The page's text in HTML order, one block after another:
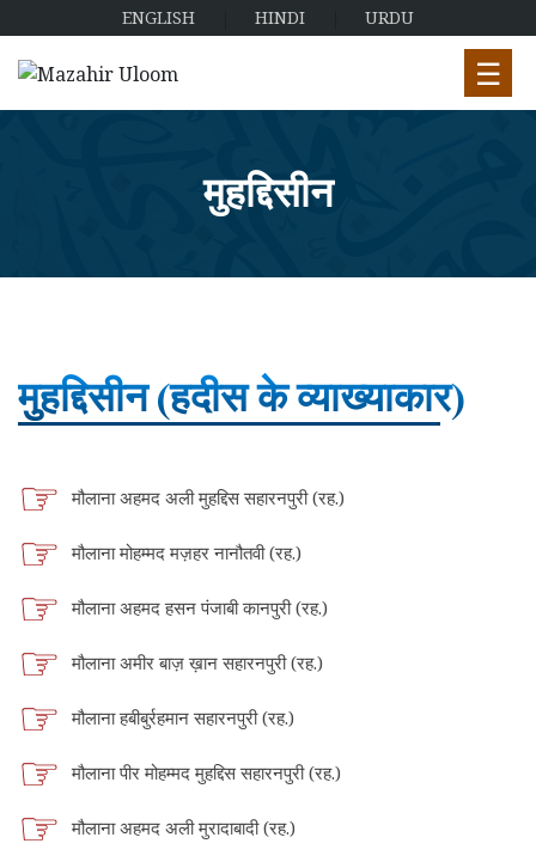
ENGLISH HINDI URDU
☰
मुहद्दिसीन
मुहद्दिसीन (हदीस के व्याख्याकार)
मौलाना अहमद अली मुहद्दिस सहारनपुरी (रह.)
मौलाना मोहम्मद मज़हर नानौतवी (रह.)
मौलाना अहमद हसन पंजाबी कानपुरी (रह.)
मौलाना अमीर बाज़ ख़ान सहारनपुरी (रह.)
मौलाना हबीबुर्रहमान सहारनपुरी (रह.)
मौलाना पीर मोहम्मद मुहद्दिस सहारनपुरी (रह.)
मौलाना अहमद अली मुरादाबादी (रह.)